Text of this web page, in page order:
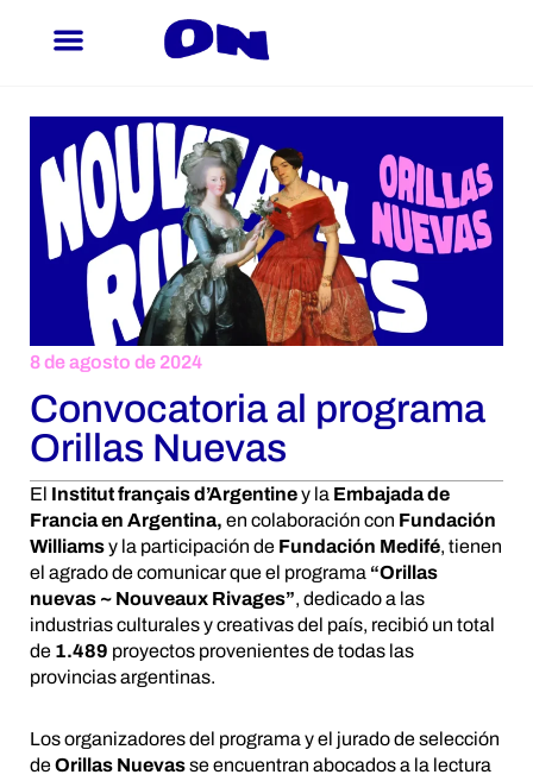
contenido
8 de agosto de 2024
Convocatoria al programa
Orillas Nuevas
El Institut français d’Argentiney la Embajada de
Francia en Argentina, en colaboración con Fundación
Williamsy la participación de Fundación Medifé, tienen
el agrado de comunicar que el programa “Orillas
nuevas ~ Nouveaux Rivages”, dedicado a las
industrias culturales y creativas del país, recibió un total
de 1.489 proyectos provenientes de todas las
provincias argentinas.
Los organizadores del programa y el jurado de selección
deOrillas Nuevasse encuentran abocados a la lectura